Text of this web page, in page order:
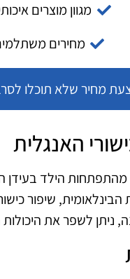
מגוון מוצרים
מחירים
מחיר שלא תוכלו
האנגלית
מהתפתחות הילד
שיפור
ניתן לשפר את